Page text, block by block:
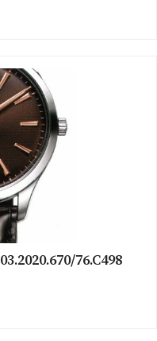
76.C498